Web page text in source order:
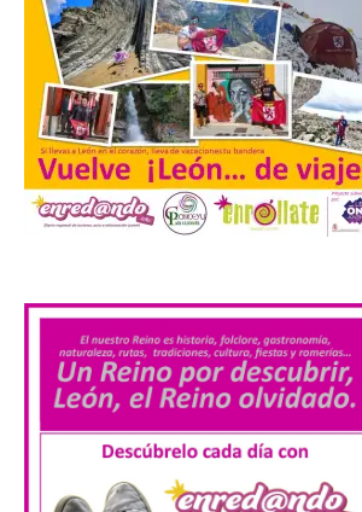
León a la cabeza de la lista
del nuevo ranking de
Billionhands que revela
los diez destinos y locales
preferidos por los
consumidores para
tomarse una caña este
verano.
6 Ago 2026
El nuevo ranking de
Billionhands revela los
diez destinos y locales
preferidos por los
consumidores para
tomarse una caña este verano, con León y
ocupa el noveno lugar. Los españoles
priorizan las […]